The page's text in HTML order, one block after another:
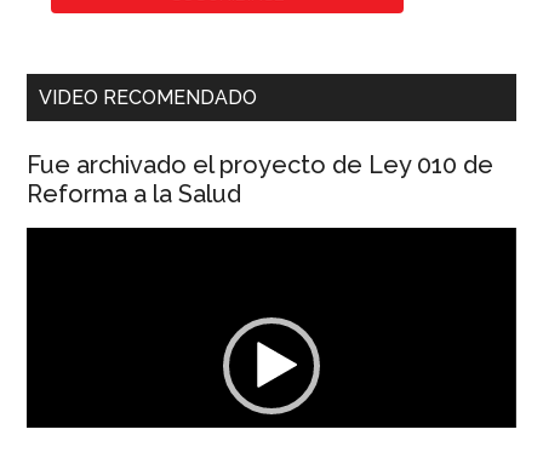
VIDEO RECOMENDADO
Fue archivado el proyecto de Ley 010 de
Reforma a la Salud